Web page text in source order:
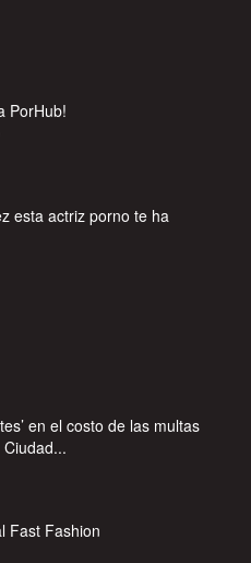
PorHub!
esta actriz porno te ha
en el costo de las multas
Fast Fashion